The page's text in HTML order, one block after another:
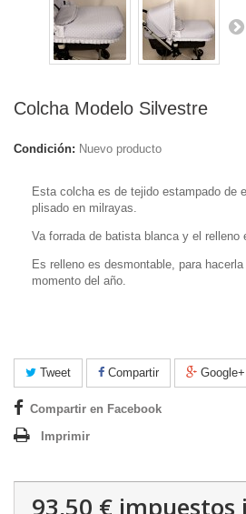
Colcha Modelo Silvestre
Condición: Nuevo producto
Esta colcha es de tejido estampado de
plisado en milrayas.
Va forrada de batista blanca y el relleno
Es relleno es desmontable, para
momento del año.
Tweet Compartir Google+
Compartir en Facebook
Imprimir
93,50 € impuestos